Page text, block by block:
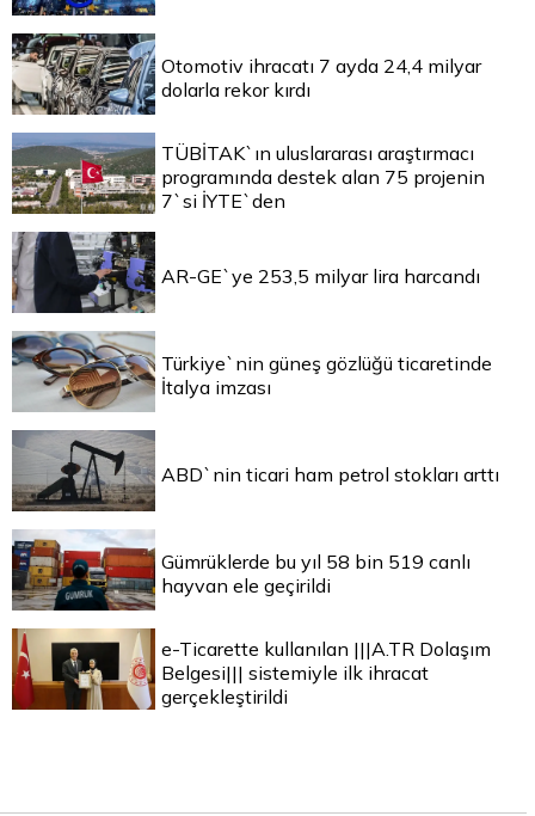
Otomotiv ihracatı 7 ayda 24,4 milyar
dolarla rekor kırdı
TÜBİTAK`ın uluslararası araştırmacı
programında destek alan 75 projenin
7`si İYTE`den
AR-GE`ye 253,5 milyar lira harcandı
Türkiye`nin güneş gözlüğü ticaretinde
İtalya imzası
ABD`nin ticari ham petrol stokları arttı
Gümrüklerde bu yıl 58 bin 519 canlı
hayvan ele geçirildi
e-Ticarette kullanılan |||A.TR Dolaşım
Belgesi||| sistemiyle ilk ihracat
gerçekleştirildi